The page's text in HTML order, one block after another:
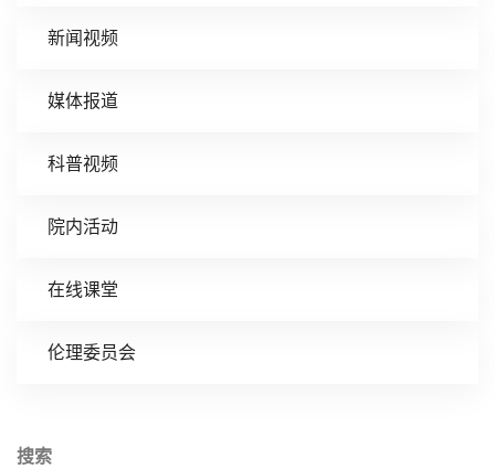
新闻视频
媒体报道
科普视频
院内活动
在线课堂
伦理委员会
搜索